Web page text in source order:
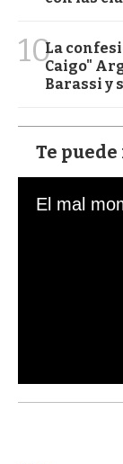
10La
Caigo"
Barassi y
Te
s